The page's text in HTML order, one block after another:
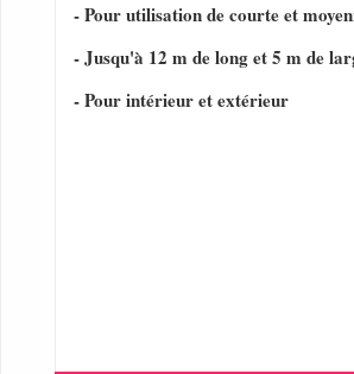
- Pour utilisation de courte et
- Jusqu'à 12 m de long et 5 m de
- Pour intérieur et extérieur